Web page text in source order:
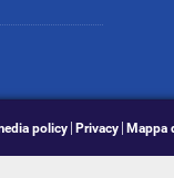
policy Privacy Mappa